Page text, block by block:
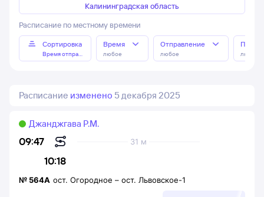
Калининградская область
Расписание по местному времени
Сортировка
Время отправления
Время
любое
Отправление
любое любое
Расписание изменено 5 декабря 2025
09:47
10:18
31 м
Джанджгава Р.М.
№ 564А ост. Огородное – ост. Львовское-1